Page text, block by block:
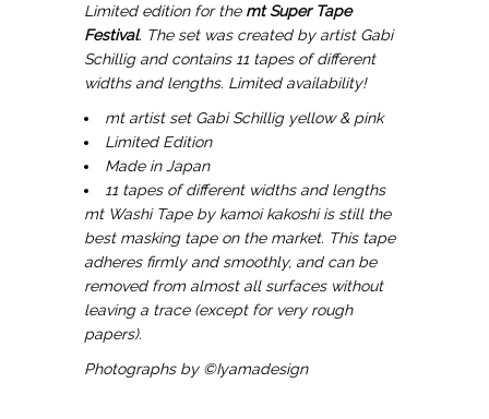
Limited edition for the mt Super Tape
Festival. The set was created by artist Gabi
Schillig and contains 11 tapes of different
widths and lengths. Limited availability!
mt artist set Gabi Schillig yellow & pink
Limited Edition
Made in Japan
11 tapes of different widths and lengths
mt Washi Tape by kamoi kakoshi is still the
best masking tape on the market. This tape
adheres firmly and smoothly, and can be
removed from almost all surfaces without
leaving a trace (except for very rough
papers).
Photographs by ©Iyamadesign